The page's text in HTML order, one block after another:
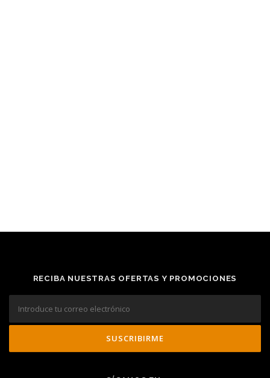
RECIBA NUESTRAS OFERTAS Y PROMOCIONES